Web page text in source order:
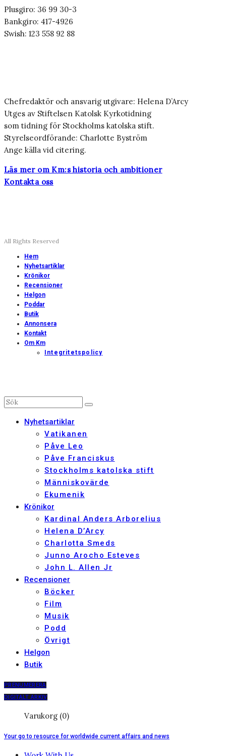
Plusgiro: 36 99 30-3
Bankgiro: 417-4926
Swish: 123 558 92 88
Chefredaktör och ansvarig utgivare: Helena D’Arcy
Utges av Stiftelsen Katolsk Kyrkotidning
som tidning för Stockholms katolska stift.
Styrelseordförande: Charlotte Byström
Ange källa vid citering.
Läs mer om Km:s historia och ambitioner
Kontakta oss
All Rights Reserved
Hem
Nyhetsartiklar
Krönikor
Recensioner
Helgon
Poddar
Butik
Annonsera
Kontakt
Om Km
Integritetspolicy
Nyhetsartiklar
Vatikanen
Påve Leo
Påve Franciskus
Stockholms katolska stift
Människovärde
Ekumenik
Krönikor
Kardinal Anders Arborelius
Helena D’Arcy
Charlotta Smeds
Junno Arocho Esteves
John L. Allen Jr
Recensioner
Böcker
Film
Musik
Podd
Övrigt
Helgon
Butik
PRENUMERERA
DIGITALT ARKIV
Varukorg (0)
Your go to resource for worldwide current affairs and news